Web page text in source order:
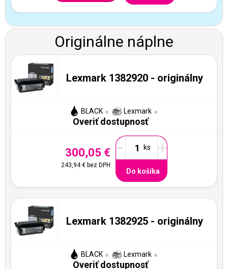
Originálne náplne
Lexmark 1382920 - originálny
BLACK Lexmark
Overiť dostupnosť
300,05 €
243,94 €bez DPH
- +
Do košíka
Lexmark 1382925 - originálny
BLACK Lexmark
Overiť dostupnosť